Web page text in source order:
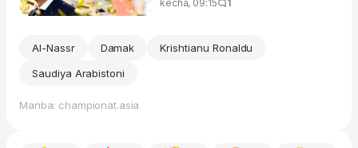
kecha, 09:15 1
Al-Nassr Damak
Krishtianu Ronaldu
Saudiya Arabistoni
Manba: championat.asia